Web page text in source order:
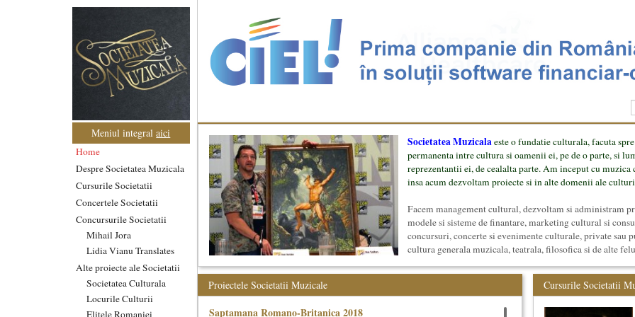
Meniul integralaici
Home
Despre Societatea Muzicala
Cursurile Societatii
Concertele Societatii
Concursurile Societatii
Mihail Jora
Lidia Vianu Translates
Alte proiecte ale Societatii
Societatea Culturala
Locurile Culturii
Elitele Romaniei
Societatea Muzicalaeste o fundatie culturala, facuta
permanenta intre cultura si oamenii ei, pe de o parte, si
reprezentantii ei, de cealalta parte. Am inceput cu muzica
insa acum dezvoltam proiecte si in alte domenii ale
Facem management cultural, dezvoltam si administram
modele si sisteme de finantare, marketing cultural si
concursuri, concerte si evenimente culturale, private sau
cultura generala muzicala, teatrala, filosofica si de alte
mai jos.
Proiectele Societatii Muzicale
Saptamana Romano-Britanica 2018
Cursurile Societatii